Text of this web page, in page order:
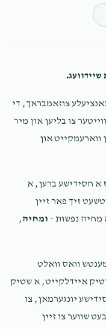
צוזאמבראך, די
צו בליען און מיר
ווארעמקייט און
א חסידישע ברען, א
זיך פאר זיין
מחיה נפשות - ומחיה,
וואס וואלט
איידלקייט, א שטיק
יונגערמאן, צו
שווער צו זיין